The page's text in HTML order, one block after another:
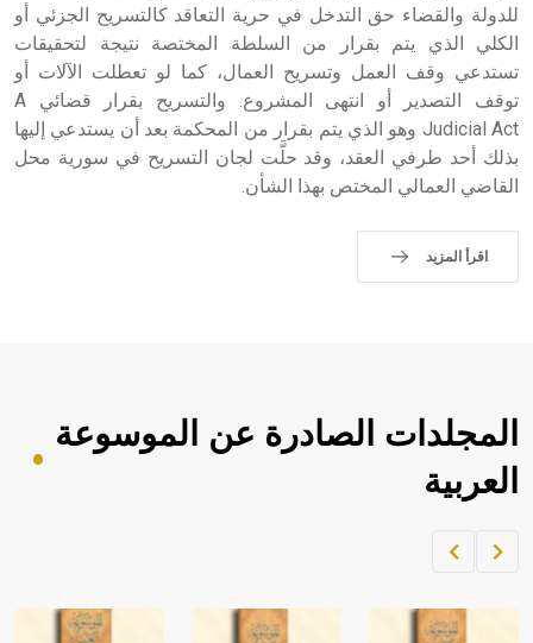
للدولة والقضاء حق التدخل في حرية التعاقد كالتسريح الجزئي أو
الكلي الذي يتم بقرار من السلطة المختصة نتيجة لتحقيقات
تستدعي وقف العمل وتسريح العمال، كما لو تعطلت الآلات أو
توقف التصدير أو انتهى المشروع. والتسريح بقرار قضائي A
Judicial Act وهو الذي يتم بقرار من المحكمة بعد أن يستدعي إليها
بذلك أحد طرفي العقد، وقد حلَّت لجان التسريح في سورية محل
القاضي العمالي المختص بهذا الشأن.
اقرأ المزيد
المجلدات الصادرة عن الموسوعة
العربية